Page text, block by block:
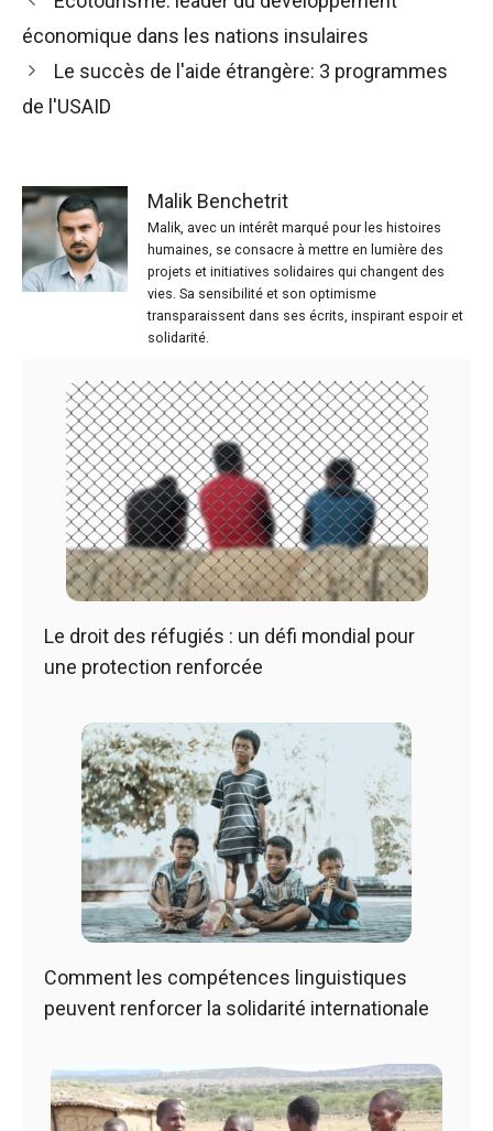
économique dans les nations insulaires
Le succès de l'aide étrangère: 3 programmes
de l'USAID
Malik Benchetrit
Malik, avec un intérêt marqué pour les histoires
humaines, se consacre à mettre en lumière des
projets et initiatives solidaires qui changent des
vies. Sa sensibilité et son optimisme
transparaissent dans ses écrits, inspirant espoir et
solidarité.
Le droit des réfugiés : un défi mondial pour
une protection renforcée
Comment les compétences linguistiques
peuvent renforcer la solidarité internationale